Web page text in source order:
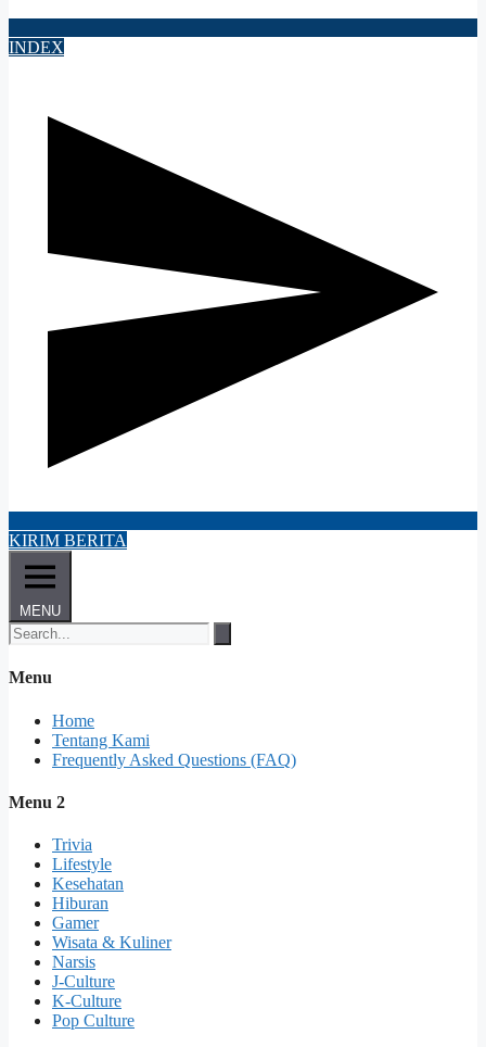
INDEX
KIRIM BERITA
MENU
Menu
Home
Tentang Kami
Frequently Asked Questions (FAQ)
Menu 2
Trivia
Lifestyle
Kesehatan
Hiburan
Gamer
Wisata & Kuliner
Narsis
J-Culture
K-Culture
Pop Culture